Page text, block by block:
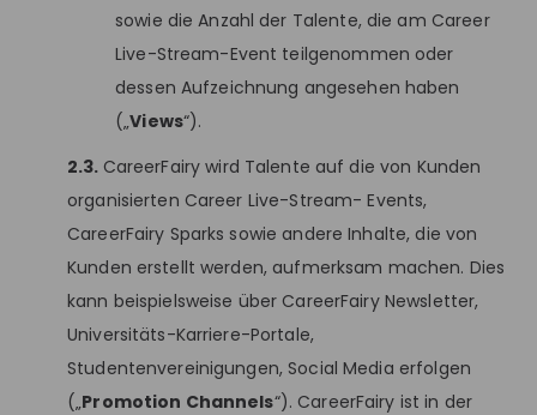
sowie die Anzahl der Talente, die am Career
Live-Stream-Event teilgenommen oder
dessen Aufzeichnung angesehen haben
(„Views“).
2.3. CareerFairy wird Talente auf die von Kunden
organisierten Career Live-Stream- Events,
CareerFairy Sparks sowie andere Inhalte, die von
Kunden erstellt werden, aufmerksam machen. Dies
kann beispielsweise über CareerFairy Newsletter,
Universitäts-Karriere-Portale,
Studentenvereinigungen, Social Media erfolgen
(„Promotion Channels“). CareerFairy ist in der